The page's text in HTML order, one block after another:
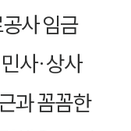
사 임금
사·상사
과 꼼꼼한